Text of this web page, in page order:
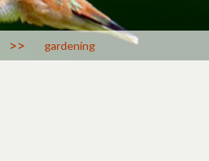
> gardening